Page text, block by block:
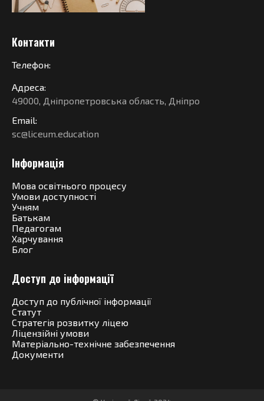
Контакти
Телефон:
Адреса:
49000, Дніпропетровська область, Дніпро
Email:
sc@liceum.education
Інформація
Мова освітнього процесу
Умови доступності
Учням
Батькам
Педагогам
Харчування
Блог
Доступ до інформації
Доступ до публічної інформації
Статут
Стратегія розвитку ліцею
Ліцензійні умови
Матеріально-технічне забезпечення
Документи